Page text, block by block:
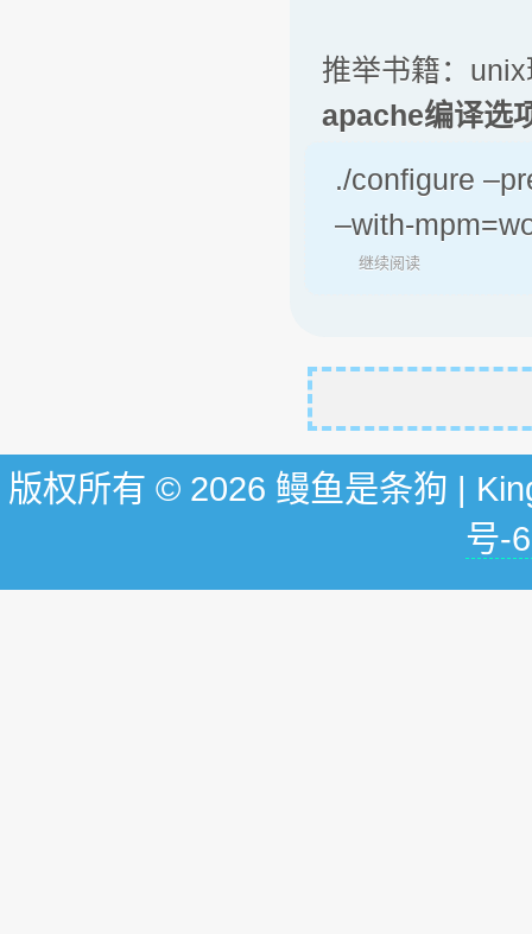
推举书籍：
apache编译选
./configure
–with-
继续阅读
版权所有 © 2026 鳗鱼是条狗 |
号-